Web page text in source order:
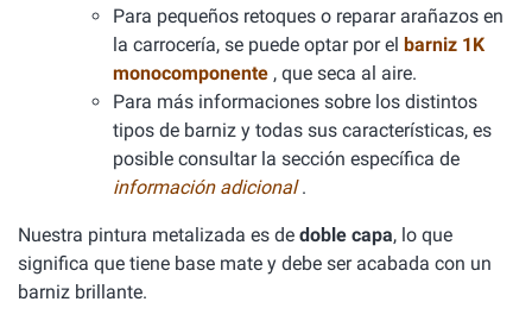
Para pequeños retoques o reparar arañazos en
la carrocería, se puede optar por el barniz 1K
monocomponente , que seca al aire.
Para más informaciones sobre los distintos
tipos de barniz y todas sus características, es
posible consultar la sección específica de
información adicional.
Nuestra pintura metalizada es de doble capa, lo que
significa que tiene base mate y debe ser acabada con un
barniz brillante.